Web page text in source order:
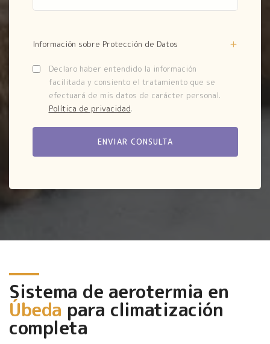
Información sobre Protección de Datos
Declaro haber entendido la información
facilitada y consiento el tratamiento que se
efectuará de mis datos de carácter personal.
Política de privacidad.
Sistema de aerotermia en
Úbeda para climatización
completa